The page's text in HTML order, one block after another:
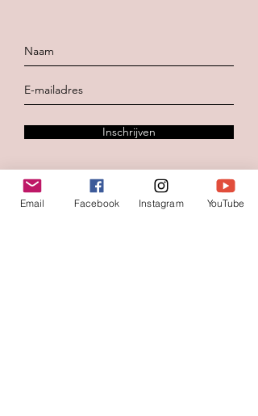
Inschrijven
Contacteer ons
Email Facebook Instagram YouTube